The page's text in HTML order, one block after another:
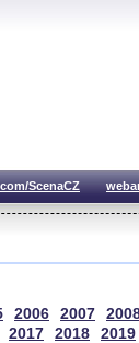
ScenaCZ
2006 2007
2017 2018 2019